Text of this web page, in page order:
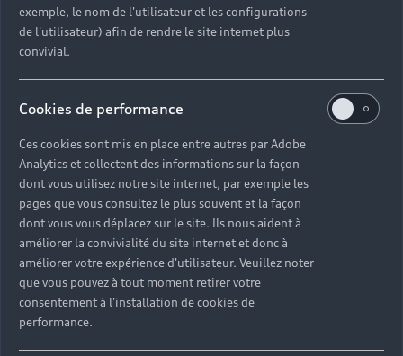
Découvrez toutes les catégories d’Audi d’occasion
Découvrez les déclinaisons sportives S et RS
Trouvez votre Partenaire Audi près de chez vous
Trouvez votre Audi d’occasion par modèle et par
ville
exemple, le nom de l'utilisateur et les configurations
de l'utilisateur) afin de rendre le site internet plus
convivial.
Cookies de performance
Ces cookies sont mis en place entre autres par Adobe
Analytics et collectent des informations sur la façon
dont vous utilisez notre site internet, par exemple les
pages que vous consultez le plus souvent et la façon
dont vous vous déplacez sur le site. Ils nous aident à
améliorer la convivialité du site internet et donc à
améliorer votre expérience d'utilisateur. Veuillez noter
que vous pouvez à tout moment retirer votre
consentement à l'installation de cookies de
performance.